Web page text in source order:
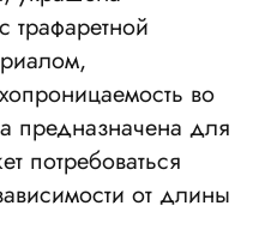
трафаретной
во
предназначена для
потребоваться
от длины